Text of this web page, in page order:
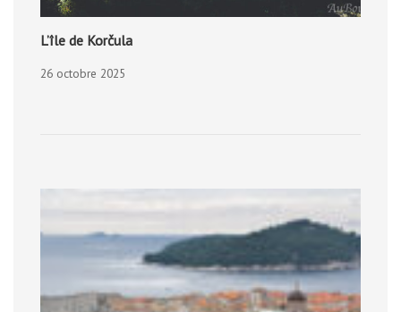
L’île de Korčula
26 octobre 2025